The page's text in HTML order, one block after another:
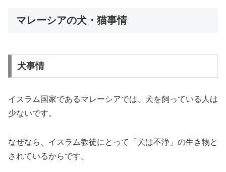
マレーシアの犬・猫事情
犬事情
イスラム国家であるマレーシアでは、犬を飼っている人は
少ないです。
なぜなら、イスラム教徒にとって「犬は不浄」の生き物と
されているからです。